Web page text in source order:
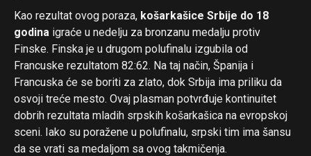
Kao rezultat ovog poraza, košarkašice Srbije do 18
godina igraće u nedelju za bronzanu medalju protiv
Finske. Finska je u drugom polufinalu izgubila od
Francuske rezultatom 82:62. Na taj način, Španija i
Francuska će se boriti za zlato, dok Srbija ima priliku da
osvoji treće mesto. Ovaj plasman potvrđuje kontinuitet
dobrih rezultata mladih srpskih košarkašica na evropskoj
sceni. Iako su poražene u polufinalu, srpski tim ima šansu
da se vrati sa medaljom sa ovog takmičenja.